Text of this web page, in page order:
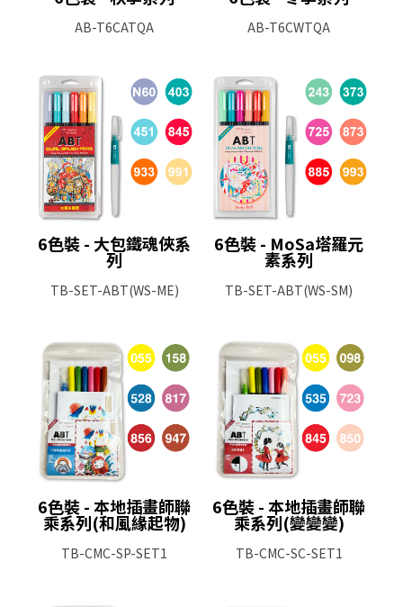
AB-T6CATQA AB-T6CWTQA
6色裝 - 大包鐵魂俠系
列
TB-SET-ABT(WS-ME)
6色裝 - MoSa塔羅元
素系列
TB-SET-ABT(WS-SM)
6色裝 - 本地插畫師聯
乘系列(和風緣起物)
TB-CMC-SP-SET1
6色裝 - 本地插畫師聯
乘系列(變變變)
TB-CMC-SC-SET1